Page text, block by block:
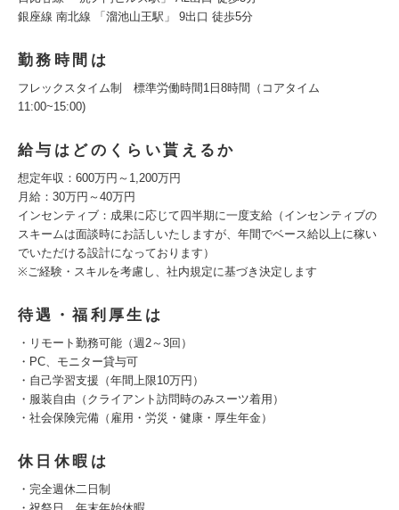
銀座線 南北線 「溜池山王駅」 9出口 徒歩5分
勤務時間は
フレックスタイム制 標準労働時間1日8時間（コアタイム
11:00~15:00)
給与はどのくらい貰えるか
想定年収：600万円～1,200万円
月給：30万円～40万円
インセンティブ：成果に応じて四半期に一度支給（インセンティブの
スキームは面談時にお話しいたしますが、年間でベース給以上に稼い
でいただける設計になっております）
※ご経験・スキルを考慮し、社内規定に基づき決定します
待遇・福利厚生は
・リモート勤務可能（週2～3回）
・PC、モニター貸与可
・自己学習支援（年間上限10万円）
・服装自由（クライアント訪問時のみスーツ着用）
・社会保険完備（雇用・労災・健康・厚生年金）
休日休暇は
・完全週休二日制